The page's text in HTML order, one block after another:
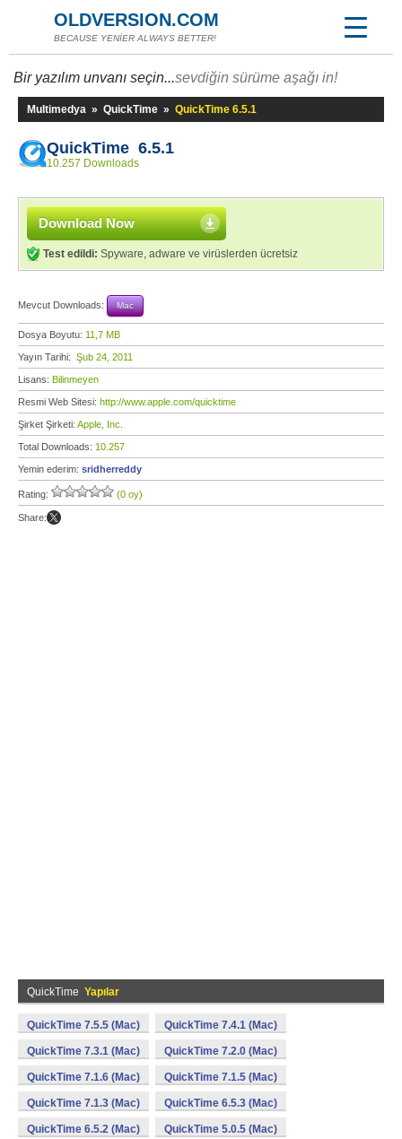
OLDVERSION.COM
BECAUSE YENİER ALWAYS BETTER!
Bir yazılım unvanı seçin...sevdiğin sürüme aşağı in!
Multimedya » QuickTime » QuickTime 6.5.1
QuickTime 6.5.1
10.257 Downloads
Download Now
Test edildi: Spyware, adware ve virüslerden ücretsiz
Mevcut Downloads: Mac
Dosya Boyutu: 11,7 MB
Yayın Tarihi: Şub 24, 2011
Lisans: Bilinmeyen
Resmi Web Sitesi: http://www.apple.com/quicktime
Şirket Şirketi: Apple, Inc.
Total Downloads: 10.257
Yemin ederim: sridherreddy
Rating: (0 oy)
Share:
QuickTime Yapılar
QuickTime 7.5.5 (Mac) QuickTime 7.4.1 (Mac)
QuickTime 7.3.1 (Mac) QuickTime 7.2.0 (Mac)
QuickTime 7.1.6 (Mac) QuickTime 7.1.5 (Mac)
QuickTime 7.1.3 (Mac) QuickTime 6.5.3 (Mac)
QuickTime 6.5.2 (Mac) QuickTime 5.0.5 (Mac)